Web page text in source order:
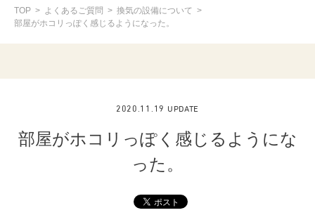
TOP よくあるご質問
換気の設備について
部屋がホコリっぽく感じるようになった。
2020.11.19 UPDATE
部屋がホコリっぽく感じるようにな
った。